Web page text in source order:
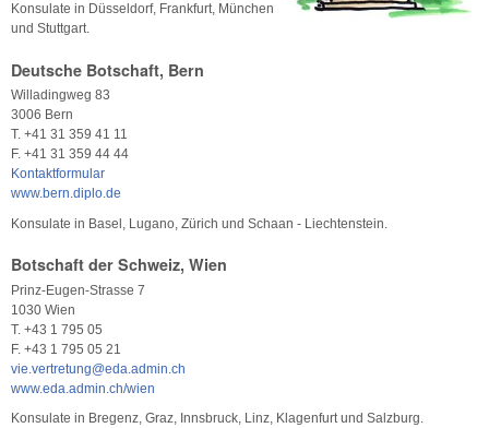
Konsulate in Düsseldorf, Frankfurt, München
und Stuttgart.
Deutsche Botschaft, Bern
Willadingweg 83
3006 Bern
T. +41 31 359 41 11
F. +41 31 359 44 44
Kontaktformular
www.bern.diplo.de
Konsulate in Basel, Lugano, Zürich und Schaan - Liechtenstein.
Botschaft der Schweiz, Wien
Prinz-Eugen-Strasse 7
1030 Wien
T. +43 1 795 05
F. +43 1 795 05 21
vie.vertretung@eda.admin.ch
www.eda.admin.ch/wien
Konsulate in Bregenz, Graz, Innsbruck, Linz, Klagenfurt und Salzburg.